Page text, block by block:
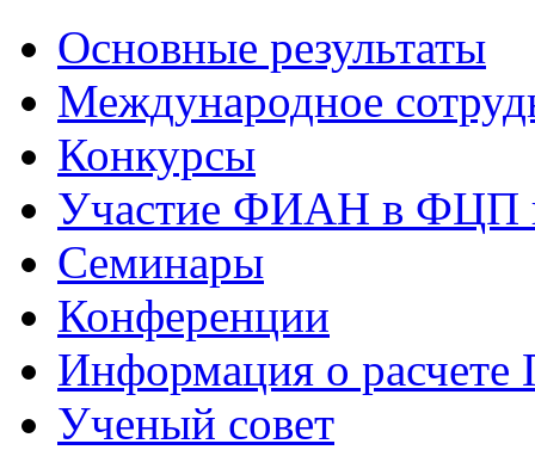
Основные результаты
Международное
Конкурсы
Участие ФИАН в ФЦП
Семинары
Конференции
Информация о
Ученый совет